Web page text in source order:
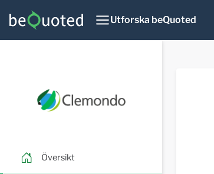
Utforska beQuoted
Översikt